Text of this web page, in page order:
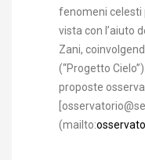
fenomeni celesti
vista con l’aiuto
Zani,
(“Progetto
proposte
(mailto: